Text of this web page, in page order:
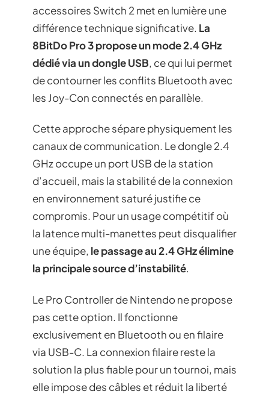
accessoires Switch 2 met en lumière une
différence technique significative. La
8BitDo Pro 3 propose un mode 2.4 GHz
dédié via un dongle USB, ce qui lui permet
de contourner les conflits Bluetooth avec
les Joy-Con connectés en parallèle.
Cette approche sépare physiquement les
canaux de communication. Le dongle 2.4
GHz occupe un port USB de la station
d’accueil, mais la stabilité de la connexion
en environnement saturé justifie ce
compromis. Pour un usage compétitif où
la latence multi-manettes peut disqualifier
une équipe, le passage au 2.4 GHz élimine
la principale source d’instabilité.
Le Pro Controller de Nintendo ne propose
pas cette option. Il fonctionne
exclusivement en Bluetooth ou en filaire
via USB-C. La connexion filaire reste la
solution la plus fiable pour un tournoi, mais
elle impose des câbles et réduit la liberté